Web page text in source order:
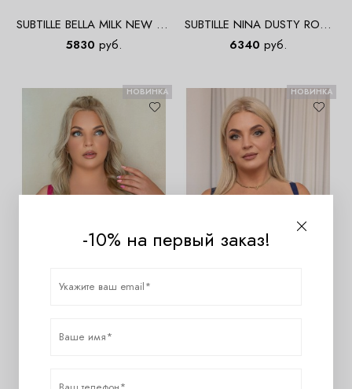
SUBTILLE BELLA MILK NEW Full
Cup Бюст
5830 руб.
SUBTILLE NINA DUSTY ROSE
Soft Balconette Бюст
6340 руб.
НОВИНКА
KRIS LINE BLUSH Halfcupsoft
НОВИНКА
-10% на первый заказ!